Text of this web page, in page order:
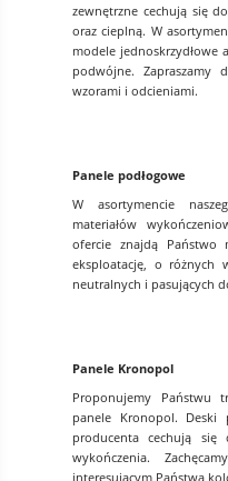
zewnętrzne cechują się
oraz cieplną. W
modele jednoskrzydłowe
podwójne. Zapraszamy
wzorami i odcieniami.
Panele podłogowe
W asortymencie
materiałów
ofercie znajdą Państwo
eksploatację, o różnych
neutralnych i pasujących
Panele Kronopol
Proponujemy Państwu
panele Kronopol. Deski
producenta cechują się
wykończenia.
interesującym Państwa